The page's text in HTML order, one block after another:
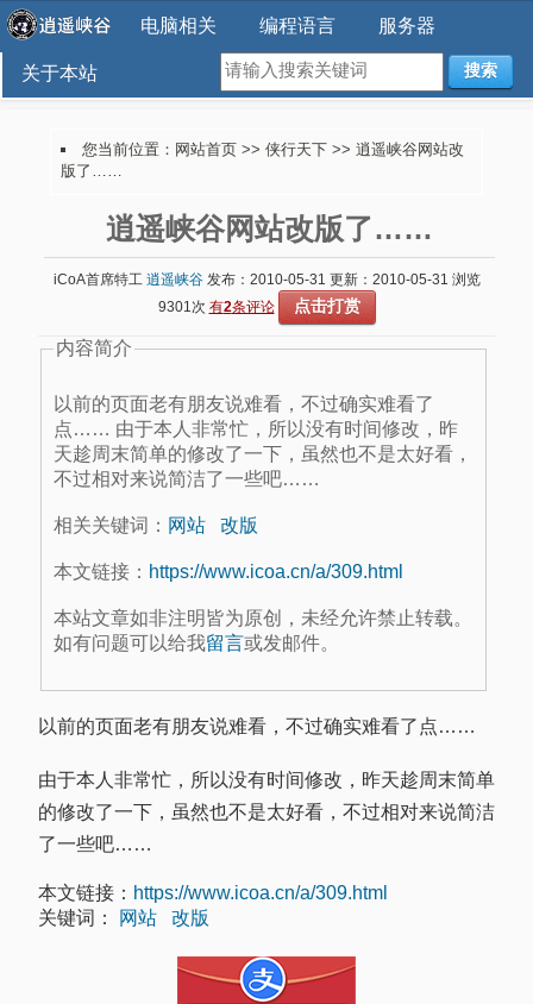
电脑相关 编程语言 服务器
关于本站 搜索
您当前位置： 网站首页 >> 侠行天下 >> 逍遥峡谷网站改
版了……
逍遥峡谷网站改版了……
iCoA首席特工 逍遥峡谷发布：2010-05-31 更新：2010-05-31 浏览
9301次 有2条评论 点击打赏
内容简介
以前的页面老有朋友说难看，不过确实难看了
点…… 由于本人非常忙，所以没有时间修改，昨
天趁周末简单的修改了一下，虽然也不是太好看，
不过相对来说简洁了一些吧……
相关关键词： 网站 改版
本文链接： https://www.icoa.cn/a/309.html
本站文章如非注明皆为原创，未经允许禁止转载。
如有问题可以给我留言或发邮件。
以前的页面老有朋友说难看，不过确实难看了点……
由于本人非常忙，所以没有时间修改，昨天趁周末简单
的修改了一下，虽然也不是太好看，不过相对来说简洁
了一些吧……
本文链接： https://www.icoa.cn/a/309.html
关键词：
网站 改版